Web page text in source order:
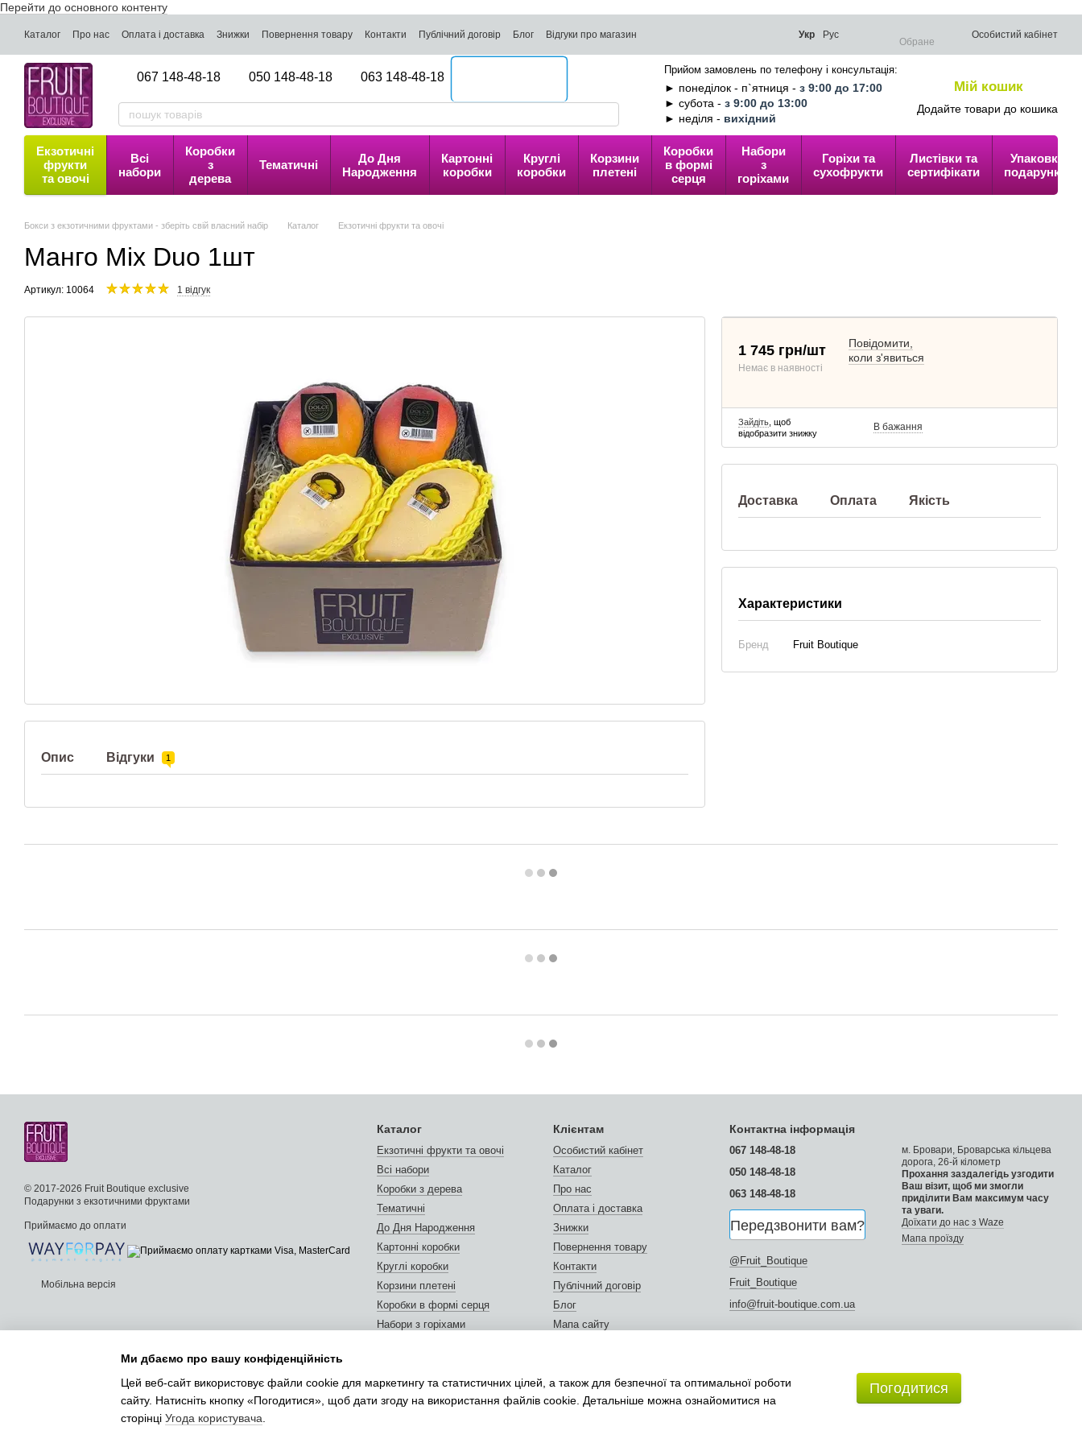
Перейти до основного контенту
Каталог Про нас Оплата і доставка Знижки Повернення товару Контакти Публічний договір Блог Відгуки про магазин Укр Рус
Обране
Особистий кабінет
067 148-48-18 050 148-48-18 063 148-48-18
Прийом замовлень по телефону і консультація:
► понеділок - п`ятниця -з 9:00 до 17:00
► субота -з 9:00 до 13:00
► неділя - вихідний
Мій кошик
Додайте товари до кошика
Екзотичні
фрукти
та овочі
Всі
набори
Коробки
з
дерева
Тематичні
До Дня
Народження
Картонні
коробки
Круглі
коробки
Корзини
плетені
Коробки
в формі
серця
Набори
з
горіхами
Горіхи та
сухофрукти
Листівки та
сертифікати
Упаковка
подарунків
Бокси з екзотичними фруктами - зберіть свій власний набір Каталог Екзотичні фрукти та овочі
Манго Mix Duo 1шт
Артикул: 10064 1 відгук
Опис Відгуки 1
1 745 грн/шт
Немає в наявності
Повідомити,
коли з'явиться
Зайдіть , щоб
відобразити знижку
В бажання
Доставка Оплата Якість
Характеристики
Бренд Fruit Boutique
© 2017-2026 Fruit Boutique exclusive
Подарунки з екзотичними фруктами
Приймаємо до оплати
Мобільна версія
Каталог
Екзотичні фрукти та овочі
Всі набори
Коробки з дерева
Тематичні
До Дня Народження
Картонні коробки
Круглі коробки
Корзини плетені
Коробки в формі серця
Набори з горіхами
Упаковка подарунків
Клієнтам
Особистий кабінет
Каталог
Про нас
Оплата і доставка
Знижки
Повернення товару
Контакти
Публічний договір
Блог
Мапа сайту
Ми в соцмережах
Контактна інформація
067 148-48-18
050 148-48-18
063 148-48-18
Передзвонити вам?
@Fruit_Boutique
Fruit_Boutique
info@fruit-boutique.com.ua
м. Бровари, Броварська кільцева
дорога, 26-й кілометр
Прохання заздалегідь узгодити
Ваш візит, щоб ми змогли
приділити Вам максимум часу
та уваги.
Доїхати до нас з Waze
Мапа проїзду
Ми дбаємо про вашу конфіденційність
Цей веб-сайт використовує файли cookie для маркетингу та статистичних цілей, а також для безпечної та оптимальної роботи
сайту. Натисніть кнопку «Погодитися», щоб дати згоду на використання файлів cookie. Детальніше можна ознайомитися на
сторінці Угода користувача
Погодитися